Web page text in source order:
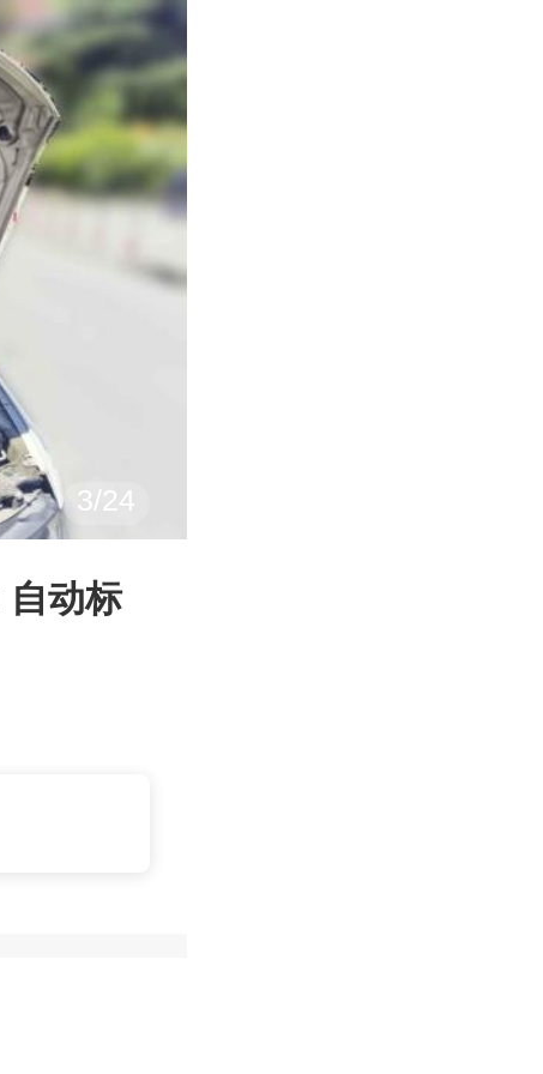
3/24
自动标